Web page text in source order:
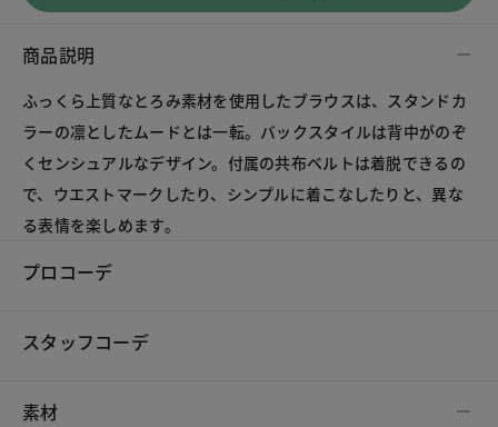
商品説明
ふっくら上質なとろみ素材を使用したブラウスは、スタンドカ
ラーの凛としたムードとは一転。バックスタイルは背中がのぞ
くセンシュアルなデザイン。付属の共布ベルトは着脱できるの
で、ウエストマークしたり、シンプルに着こなしたりと、異な
る表情を楽しめます。
プロコーデ
スタッフコーデ
素材